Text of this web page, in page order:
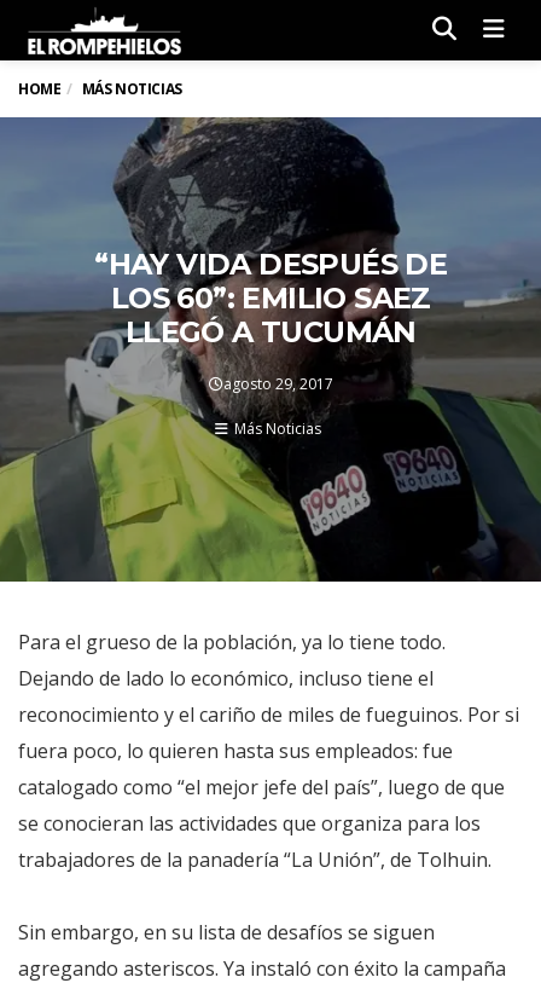
HOME MÁS NOTICIAS
“HAY VIDA DESPUÉS DE
LOS 60”: EMILIO SAEZ
LLEGÓ A TUCUMÁN
agosto 29, 2017
Más Noticias
Para el grueso de la población, ya lo tiene todo.
Dejando de lado lo económico, incluso tiene el
reconocimiento y el cariño de miles de fueguinos. Por si
fuera poco, lo quieren hasta sus empleados: fue
catalogado como “el mejor jefe del país”, luego de que
se conocieran las actividades que organiza para los
trabajadores de la panadería “La Unión”, de Tolhuin.
Sin embargo, en su lista de desafíos se siguen
agregando asteriscos. Ya instaló con éxito la campaña